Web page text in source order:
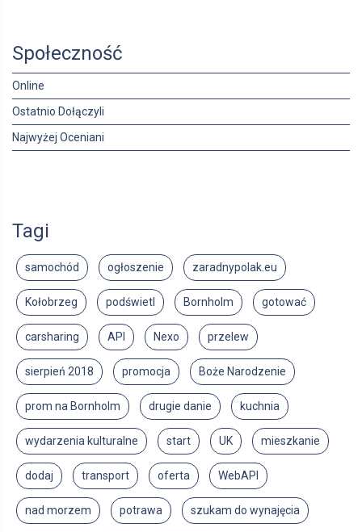
Społeczność
Online
Ostatnio Dołączyli
Najwyżej Oceniani
Tagi
samochód ogłoszenie zaradnypolak.eu
Kołobrzeg podświetl Bornholm gotować
carsharing API Nexo przelew
sierpień 2018 promocja Boże Narodzenie
prom na Bornholm drugie danie kuchnia
wydarzenia kulturalne start UK mieszkanie
dodaj transport oferta WebAPI
nad morzem potrawa szukam do wynajęcia